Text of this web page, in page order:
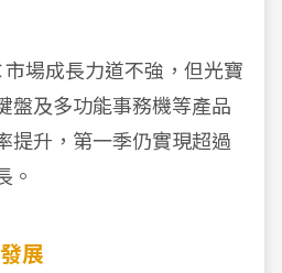
市場成長力道不強，但光寶
盤及多功能事務機等產品
提升，第一季仍實現超過
。
展